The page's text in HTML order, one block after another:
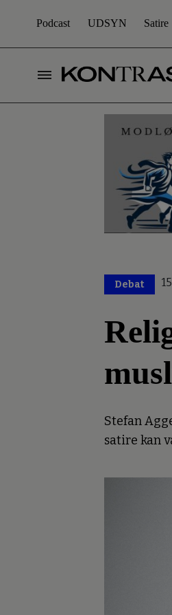
Podcast UDSYN Satire
Debat
Stefan
satire kan